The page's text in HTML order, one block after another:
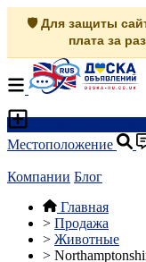
🛡️ Для защиты
плата за
Местоположение
Компании Блог
Главная
> Продажа
> Животные
>